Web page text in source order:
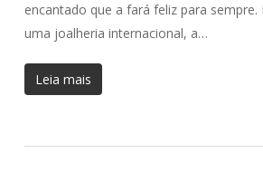
encantado que a fará feliz para sempre.
uma joalheria internacional, a…
Leia mais